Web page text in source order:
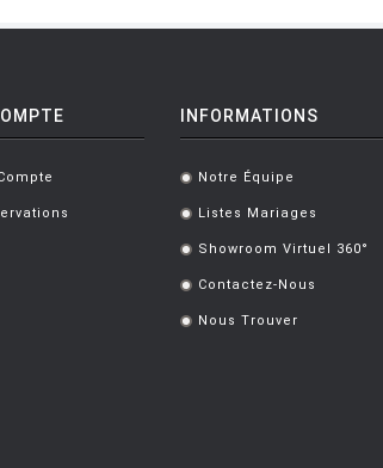
INFORMATIONS
. Notre Équipe
. Listes Mariages
. Showroom Virtuel 360°
. Contactez-Nous
. Nous Trouver